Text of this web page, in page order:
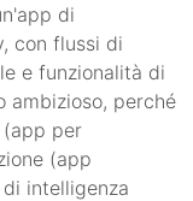
di
con flussi di
e funzionalità di
ambizioso, perché
per
(app
intelligenza